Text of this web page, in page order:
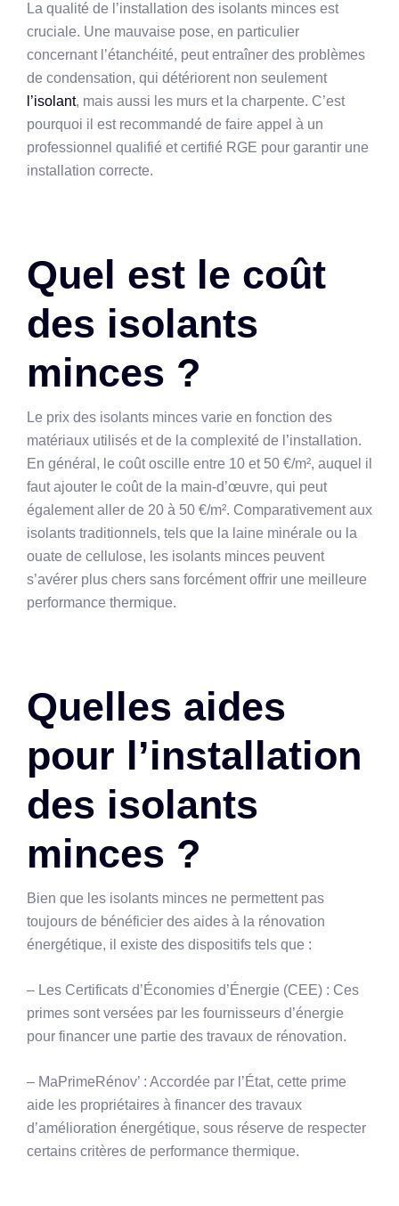
La qualité de l’installation des isolants minces est
cruciale. Une mauvaise pose, en particulier
concernant l’étanchéité, peut entraîner des problèmes
de condensation, qui détériorent non seulement
l’isolant, mais aussi les murs et la charpente. C’est
pourquoi il est recommandé de faire appel à un
professionnel qualifié et certifié RGE pour garantir une
installation correcte.
Quel est le coût
des isolants
minces ?
Le prix des isolants minces varie en fonction des
matériaux utilisés et de la complexité de l’installation.
En général, le coût oscille entre 10 et 50 €/m², auquel il
faut ajouter le coût de la main-d’œuvre, qui peut
également aller de 20 à 50 €/m². Comparativement aux
isolants traditionnels, tels que la laine minérale ou la
ouate de cellulose, les isolants minces peuvent
s’avérer plus chers sans forcément offrir une meilleure
performance thermique.
Quelles aides
pour l’installation
des isolants
minces ?
Bien que les isolants minces ne permettent pas
toujours de bénéficier des aides à la rénovation
énergétique, il existe des dispositifs tels que :
– Les Certificats d’Économies d’Énergie (CEE) : Ces
primes sont versées par les fournisseurs d’énergie
pour financer une partie des travaux de rénovation.
– MaPrimeRénov’ : Accordée par l’État, cette prime
aide les propriétaires à financer des travaux
d’amélioration énergétique, sous réserve de respecter
certains critères de performance thermique.